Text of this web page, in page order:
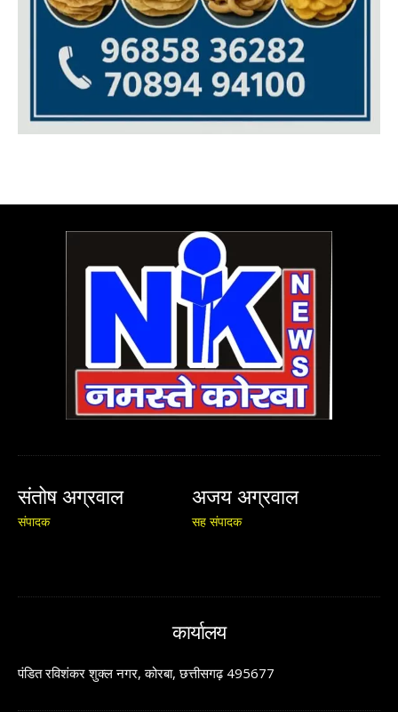
संतोष अग्रवाल
संपादक
अजय अग्रवाल
सह संपादक
कार्यालय
पंडित रविशंकर शुक्ल नगर, कोरबा, छत्तीसगढ़ 495677